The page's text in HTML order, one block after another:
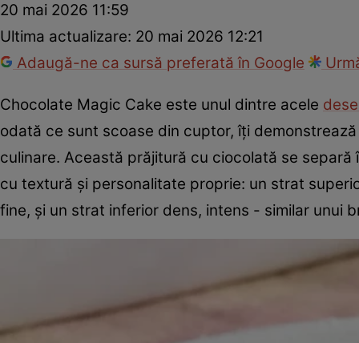
20 mai 2026 11:59
Ultima actualizare: 20 mai 2026 12:21
Adaugă-ne ca sursă preferată în Google
Chocolate Magic Cake este unul dintre acele
odată ce sunt scoase din cuptor, îți
culinare. Această prăjitură cu ciocolată se
cu textură și personalitate proprie: un strat
fine, și un strat inferior dens, intens - similar unui